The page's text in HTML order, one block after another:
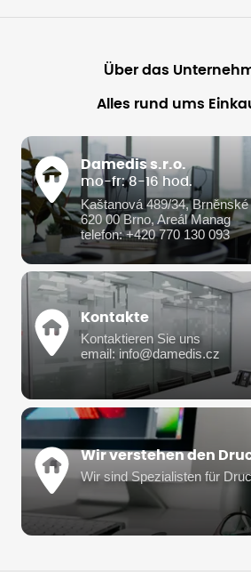
Über das
Alles rund ums
Damedis s.r.o.
mo-fr: 8-16 hod.
Kaštanová 489/34,
620 00 Brno, Areál Manag
telefon: +420 770 130 093
Kontakte
Kontaktieren Sie uns
email: info@damedis.cz
Wir verstehen den
Wir sind Spezialisten für